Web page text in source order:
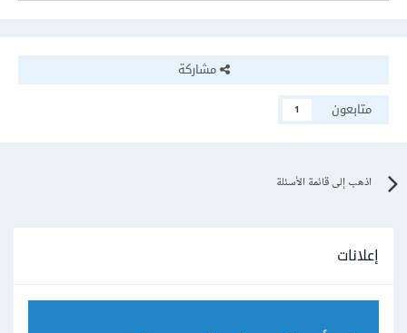
مشاركة
متابعون
1
اذهب إلى قائمة الأسئلة
إعلانات